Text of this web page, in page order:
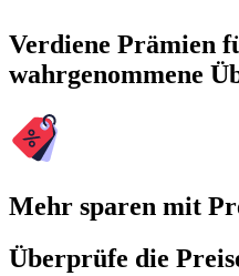
Verdiene Prämien
wahrgenommene
Mehr sparen mit
Überprüfe die